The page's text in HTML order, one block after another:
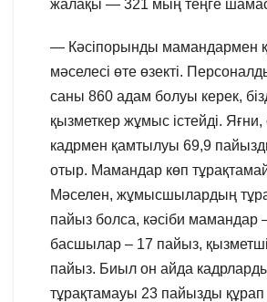
жалақы — 321 мың теңге
— Кәсіпорынды мамандармен
мәселесі өте өзекті.
саны 860 адам болуы керек,
қызметкер жұмыс істейді.
кадрмен қамтылуы 69,9
отыр. Мамандар көп
Мәселен, жұмысшылардың
пайыз болса, кәсіби
басшылар – 17 пайыз,
пайыз. Биыл он айда
тұрақтамауы 23 пайызды